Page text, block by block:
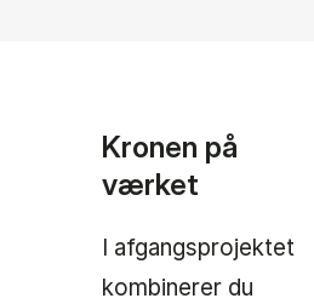
Kronen på
værket
I afgangsprojektet
kombinerer du